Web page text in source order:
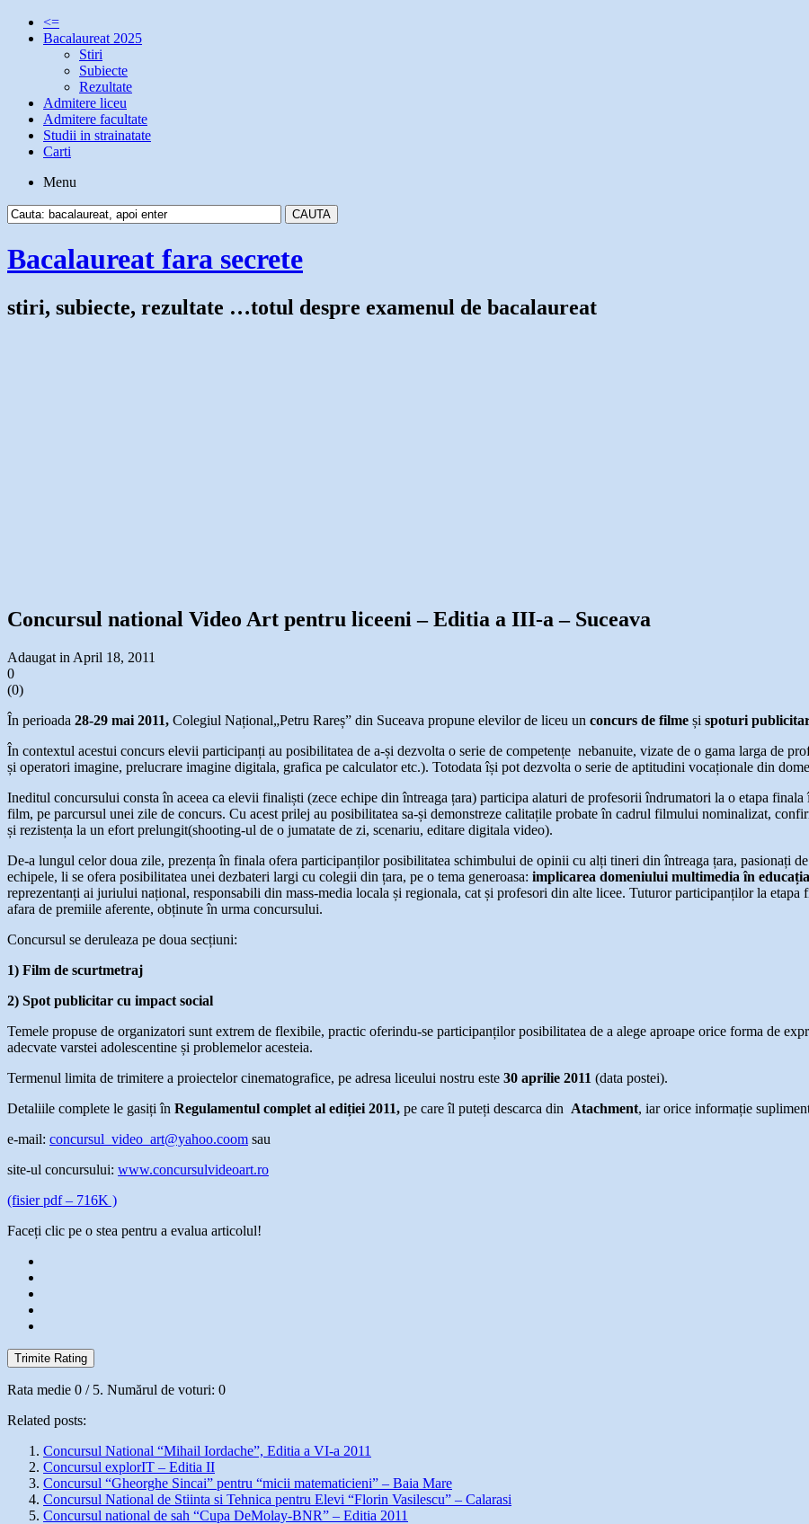
<=
Bacalaureat 2025
Stiri
Subiecte
Rezultate
Admitere liceu
Admitere facultate
Studii in strainatate
Carti
Menu
Bacalaureat fara secrete
stiri, subiecte, rezultate …totul despre examenul de bacalaureat
Concursul national Video Art pentru liceeni – Editia a III-a – Suceava
Adaugat in April 18, 2011
0
(0)
În perioada 28-29 mai 2011, Colegiul Național„Petru Rareș” din Suceava propune elevilor de liceu un concurs de filme și spoturi
În contextul acestui concurs elevii participanți au posibilitatea de a-și dezvolta o serie de competențe nebanuite, vizate de o gama larga de
și operatori imagine, prelucrare imagine digitala, grafica pe calculator etc.). Totodata își pot dezvolta o serie de aptitudini vocaționale din
Ineditul concursului consta în aceea ca elevii finaliști (zece echipe din întreaga țara) participa alaturi de profesorii îndrumatori la o etapa
film, pe parcursul unei zile de concurs. Cu acest prilej au posibilitatea sa-și demonstreze calitațile probate în cadrul filmului nominalizat,
și rezistența la un efort prelungit(shooting-ul de o jumatate de zi, scenariu, editare digitala video).
De-a lungul celor doua zile, prezența în finala ofera participanților posibilitatea schimbului de opinii cu alți tineri din întreaga țara, pasionați
echipele, li se ofera posibilitatea unei dezbateri largi cu colegii din țara, pe o tema generoasa: implicarea domeniului multimedia în educaț
reprezentanți ai juriului național, responsabili din mass-media locala și regionala, cat și profesori din alte licee. Tuturor participanților la
afara de premiile aferente, obținute în urma concursului.
Concursul se deruleaza pe doua secțiuni:
1) Film de scurtmetraj
2) Spot publicitar cu impact social
Temele propuse de organizatori sunt extrem de flexibile, practic oferindu-se participanților posibilitatea de a alege aproape orice forma de
adecvate varstei adolescentine și problemelor acesteia.
Termenul limita de trimitere a proiectelor cinematografice, pe adresa liceului nostru este 30 aprilie 2011 (data postei).
Detaliile complete le gasiți în Regulamentul complet al ediției 2011, pe care îl puteți descarca din Atachment, iar orice informație
e-mail: concursul_video_art@yahoo.coom sau
site-ul concursului: www.concursulvideoart.ro
(fisier pdf – 716K )
Faceți clic pe o stea pentru a evalua articolul!
Trimite Rating
Rata medie 0 / 5. Numărul de voturi: 0
Related posts:
Concursul National “Mihail Iordache”, Editia a VI-a 2011
Concursul explorIT – Editia II
Concursul “Gheorghe Sincai” pentru “micii matematicieni” – Baia Mare
Concursul National de Stiinta si Tehnica pentru Elevi “Florin Vasilescu” – Calarasi
Concursul national de sah “Cupa DeMolay-BNR” – Editia 2011